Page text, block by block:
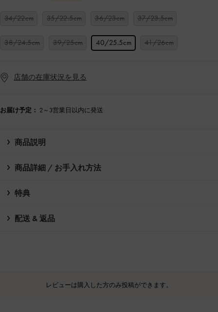
34/22cm 35/22.5cm 36/23cm 37/23.5cm
38/24.5cm 39/25cm 40/25.5cm 41/26cm
店舗の在庫状況を見る
お届け予定： 2～3営業日以内に発送
商品説明
商品詳細 / お手入れ方法
特典
配送 & 返品
レビューは購入した方のみ投稿ができます。